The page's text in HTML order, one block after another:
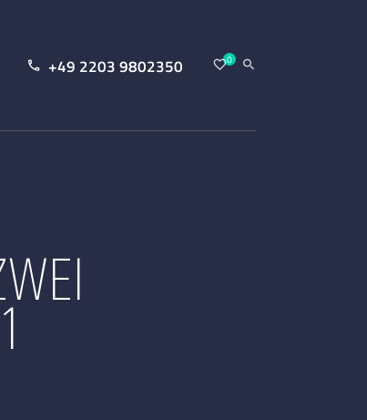
+49 2203 9802350 0